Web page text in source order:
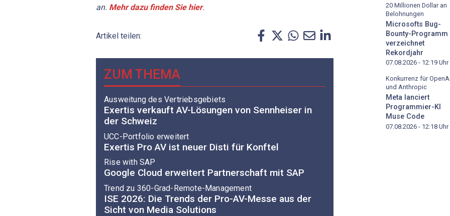
an. Mehr dazu finden Sie hier.
Artikel teilen:
ZUM THEMA
Ausweitung des Vertriebsgebiets
Exertis verkauft AV-Lösungen von Sennheiser in
der Schweiz
UCC-Portfolio erweitert
Exertis Pro AV ist neuer Disti für Konftel
Rise with SAP
Google Cloud erweitert Partnerschaft mit SAP
Trend zu 360-Grad-Remote-Management
ISE 2026: Die Trends der Pro-AV-Messe aus der
Sicht von Media Solutions
20 Millionen Dollar an
Belohnungen
Microsofts Bug-
Bounty-Programm
verzeichnet
Rekordjahr
07.08.2026 - 12:19 Uhr
Konkurrenz für
und Anthropic
Meta lanciert
Programmier-KI
Muse Code
07.08.2026 - 12:18 Uhr